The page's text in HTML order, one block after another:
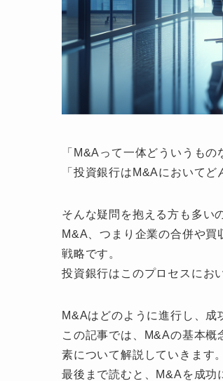
「M&Aって一体どういうもの
「投資銀行はM&Aにおいてど
そんな疑問を抱える方も多い
M&A、つまり企業の合併や
戦略です。
投資銀行はこのプロセスにお
M&Aはどのように進行し、成
この記事では、M&Aの基本
素について解説していきます。
最後まで読むと、M&Aを成功